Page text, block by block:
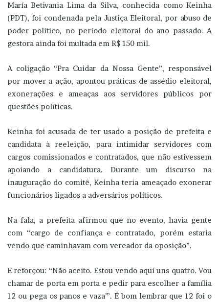
María Betivania Lima da Silva, conhecida como Keinha
(PDT), foi condenada pela Justiça Eleitoral, por abuso de
poder político, no período eleitoral do ano passado. A
gestora ainda foi multada em R$ 150 mil.
A coligação “Pra Cuidar da Nossa Gente”, responsável
por mover a ação, apontou práticas de assédio eleitoral,
exonerações e ameaças aos servidores públicos por
questões políticas.
Keinha foi acusada de ter usado a posição de prefeita e
candidata à reeleição, para intimidar servidores com
cargos comissionados e contratados, que não estivessem
apoiando a candidatura. Durante um discurso na
inauguração do comitê, Keinha teria ameaçado exonerar
funcionários ligados a adversários políticos.
Na fala, a prefeita afirmou que no evento, havia gente
com “cargo de confiança e contratado, porém estaria
vendo que caminhavam com vereador da oposição”.
E reforçou: “Não aceito. Estou vendo aqui uns quatro. Vou
chamar de porta em porta e pedir para escolher a família
12 ou pega os panos e vaza’”. É bom lembrar que 12 foi o